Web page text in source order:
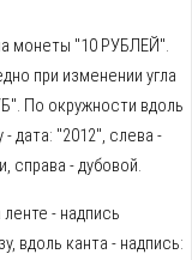
монеты "10 РУБЛЕЙ".
при изменении угла
По окружности вдоль
дата: "2012", слева -
справа - дубовой.
- надпись
вдоль канта - надпись: